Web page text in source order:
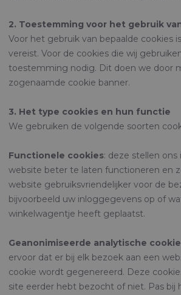
2. Toestemming voor het gebruik
Voor het gebruik van bepaalde cookies
vereist. Voor de cookies die wij
toestemming nodig. Dit doen we door
zogenaamde cookie banner.
3. Het type cookies en hun functie
We gebruiken de volgende soorten
Functionele cookies: deze stellen
website beter te laten functioneren en
website gebruiksvriendelijker voor de
bijvoorbeeld uw inloggegevens op of
winkelwagentje heeft geplaatst.
Geanonimiseerde analytische
ervoor dat er bij elk bezoek aan een
cookie wordt gegenereerd. Deze
site eerder hebt bezocht of niet. Pas bij